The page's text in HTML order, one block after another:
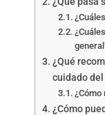
¿Qué
cuidado
¿Cómo